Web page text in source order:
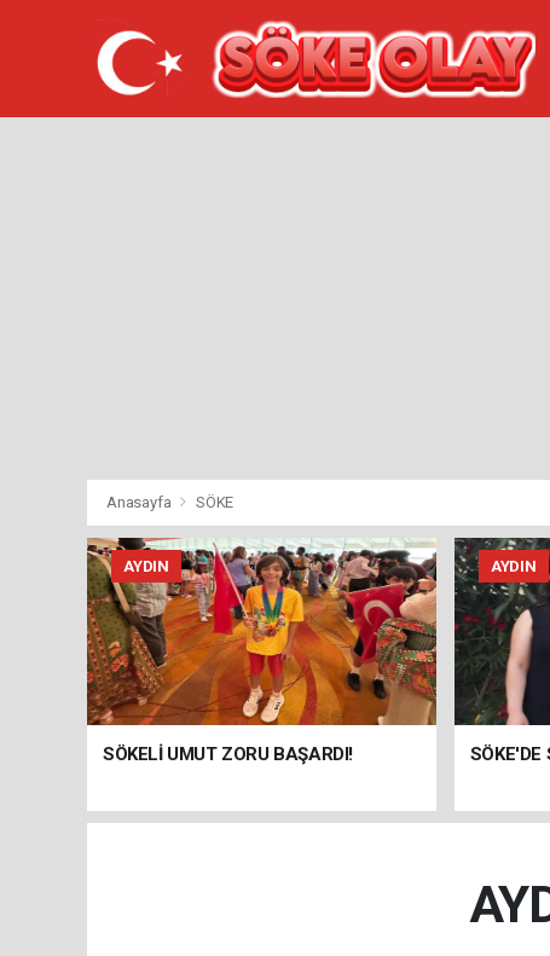
Anasayfa SÖKE
AYDIN
SÖKELİ UMUT ZORU BAŞARDI!
AYDIN
SÖKE'DE